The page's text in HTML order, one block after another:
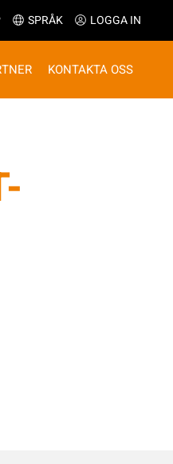
SPRÅK LOGGA IN
KONTAKTA OSS